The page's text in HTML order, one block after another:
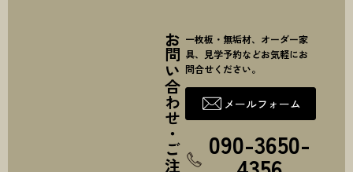
お問い合わせ・ご注文 一枚板・無垢材、オーダー家
具、見学予約などお気軽にお
問合せください。
メールフォーム
090-3650-